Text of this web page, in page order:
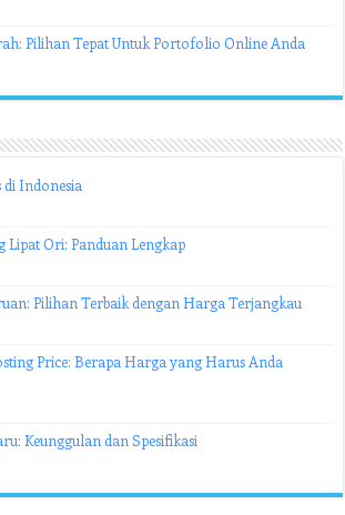
Pilihan Tepat Untuk Portofolio Online Anda
di Indonesia
Lipat Ori: Panduan Lengkap
Pilihan Terbaik dengan Harga Terjangkau
Price: Berapa Harga yang Harus Anda
Keunggulan dan Spesifikasi